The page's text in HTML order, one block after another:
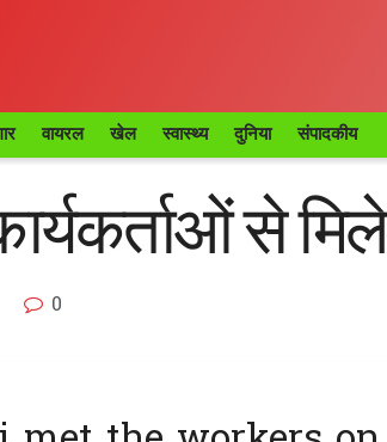
वायरल खेल स्वास्थ्य दुनिया संपादकीय
से
0